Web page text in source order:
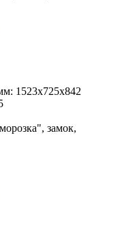
1523х725х842
замок,